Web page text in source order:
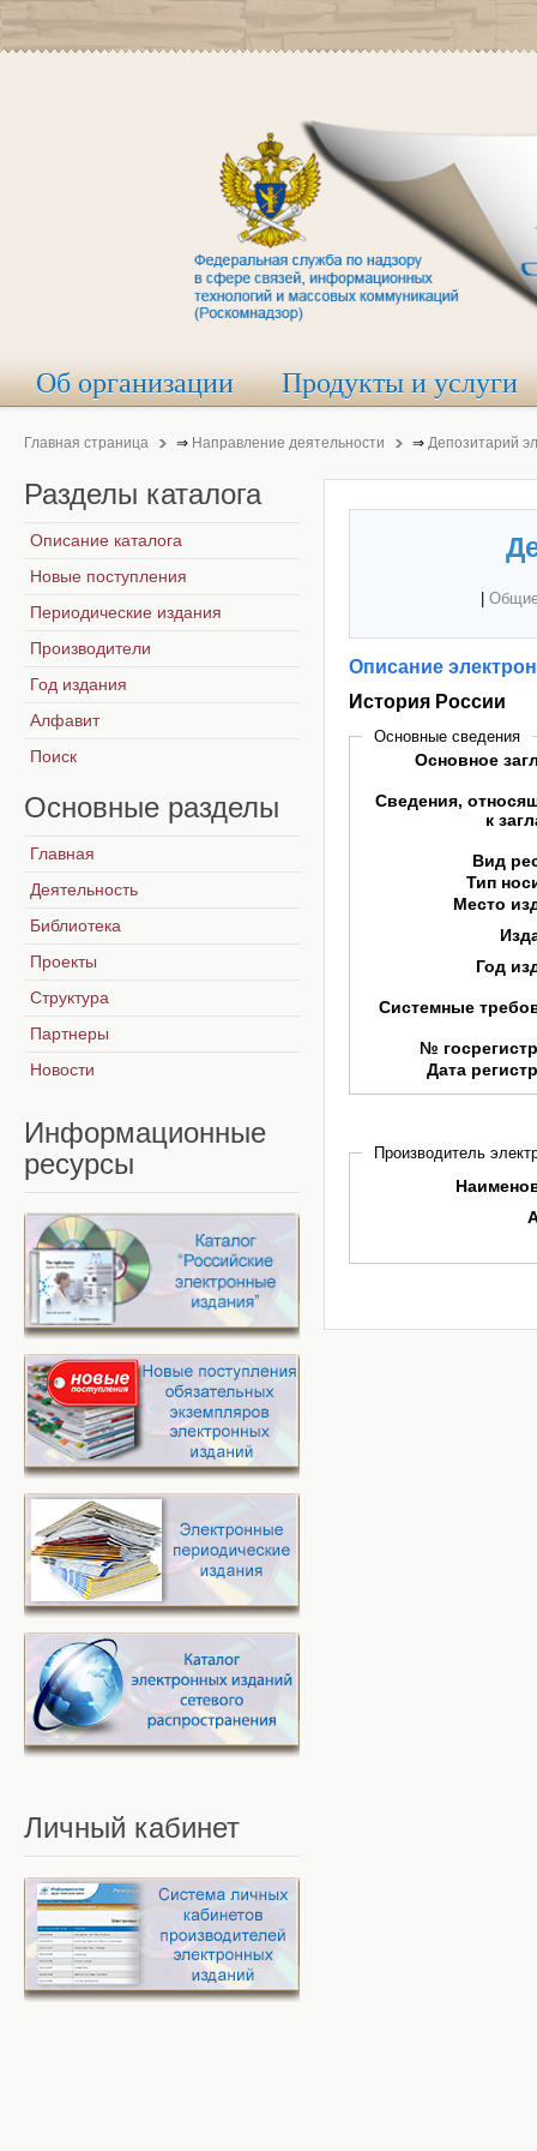
Об организации Продукты и услуги
Главная страница ⇒ Направление деятельности ⇒ Депозитарий
Описание
История России
Основные сведения
Основное
Сведения,
к
Вид
Тип
Место
Год
Системные
№
Дата
Производитель
Разделы каталога
Описание каталога
Новые поступления
Периодические издания
Производители
Год издания
Алфавит
Поиск
Основные разделы
Главная
Деятельность
Библиотека
Проекты
Структура
Партнеры
Новости
Информационные
ресурсы
Личный кабинет